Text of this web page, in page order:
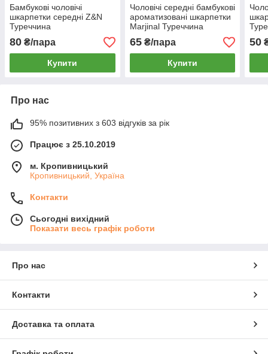
Бамбукові чоловічі
шкарпетки середні Z&N
Туреччина
80 ₴/пара
Купити
Чоловічі середні бамбукові
ароматизовані шкарпетки
Marjinal Туреччина
65₴/пара
Купити
50
Про нас
95% позитивних з 603 відгуків за рік
Працює з 25.10.2019
м. Кропивницький
Кропивницький, Україна
Контакти
Сьогодні вихідний
Показати весь графік роботи
Про нас
Контакти
Доставка та оплата